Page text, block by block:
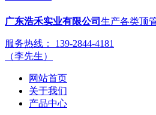
广东浩禾实业有限公司 生产各类顶
服务热线： 139-2844-4181
（李先生）
网站首页
关于我们
产品中心